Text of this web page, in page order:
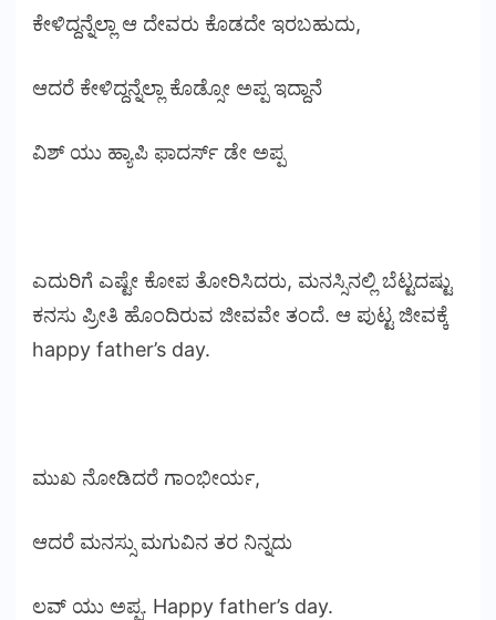
ಕೇಳಿದ್ದನ್ನೆಲ್ಲಾ ಆ ದೇವರು ಕೊಡದೇ ಇರಬಹುದು,
ಆದರೆ ಕೇಳಿದ್ದನ್ನೆಲ್ಲಾ ಕೊಡ್ಸೋ ಅಪ್ಪ ಇದ್ದಾನೆ
ವಿಶ್ ಯು ಹ್ಯಾಪಿ ಫಾದರ್ಸ್ ಡೇ ಅಪ್ಪ
ಎದುರಿಗೆ ಎಷ್ಟೇ ಕೋಪ ತೋರಿಸಿದರು, ಮನಸ್ಸಿನಲ್ಲಿ ಬೆಟ್ಟದಷ್ಟು
ಕನಸು ಪ್ರೀತಿ ಹೊಂದಿರುವ ಜೀವವೇ ತಂದೆ. ಆ ಪುಟ್ಟ ಜೀವಕ್ಕೆ
happy father’s day.
ಮುಖ ನೋಡಿದರೆ ಗಾಂಭೀರ್ಯ,
ಆದರೆ ಮನಸ್ಸು ಮಗುವಿನ ತರ ನಿನ್ನದು
ಲವ್ ಯು ಅಪ್ಪ. Happy father’s day.